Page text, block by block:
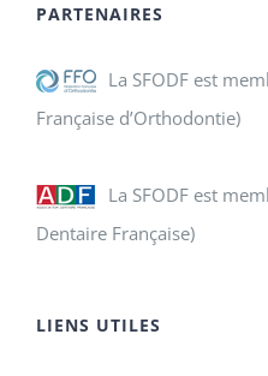
PARTENAIRES
La SFODF est
Française d’Orthodontie)
La SFODF est
Dentaire Française)
LIENS UTILES